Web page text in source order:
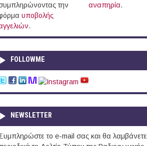
την
υποβολής
.
αναπηρία.
FOLLOWME
NEWSLETTER
το e-mail σας και θα λαμβάνετε